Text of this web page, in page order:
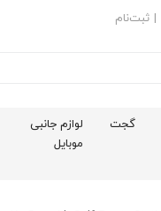
| ثبت‌نام
گجت
لوازم جانبی
موبایل